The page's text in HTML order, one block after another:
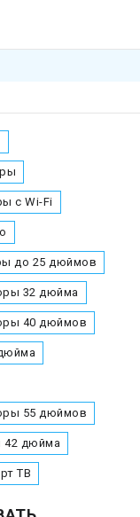
с Wi-Fi
до 25 дюймов
32 дюйма
40 дюймов
55 дюймов
42 дюйма
ТВ